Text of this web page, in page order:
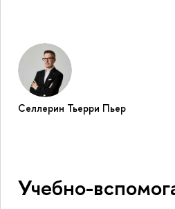
Селлерин Тьерри Пьер
Учебно-